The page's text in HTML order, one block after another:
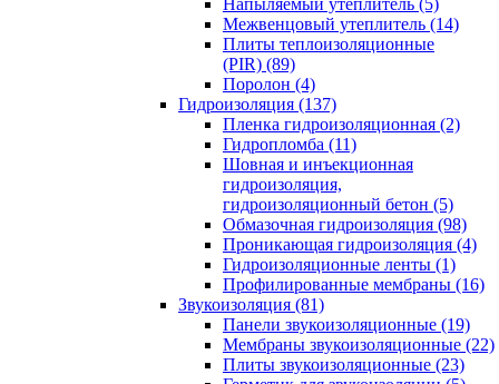
Напыляемый утеплитель (5)
Межвенцовый утеплитель (14)
Плиты теплоизоляционные
(PIR) (89)
Поролон (4)
Гидроизоляция (137)
Пленка гидроизоляционная (2)
Гидропломба (11)
Шовная и инъекционная
гидроизоляция,
гидроизоляционный бетон (5)
Обмазочная гидроизоляция (98)
Проникающая гидроизоляция (4)
Гидроизоляционные ленты (1)
Профилированные мембраны (16)
Звукоизоляция (81)
Панели звукоизоляционные (19)
Мембраны звукоизоляционные (22)
Плиты звукоизоляционные (23)